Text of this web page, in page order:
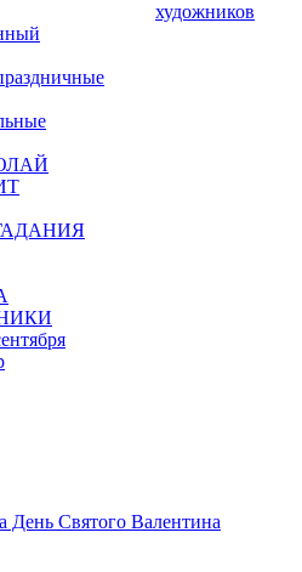
художников
День Святого Валентина